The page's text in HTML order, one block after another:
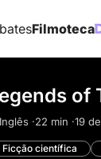
Filmoteca
of
Inglês ·22 min ·19
Ficção científica